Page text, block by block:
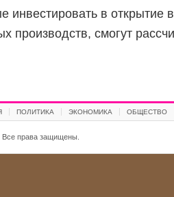
инвестировать в открытие
производств, смогут
ПОЛИТИКА ЭКОНОМИКА ОБЩЕСТВО
Все права защищены.